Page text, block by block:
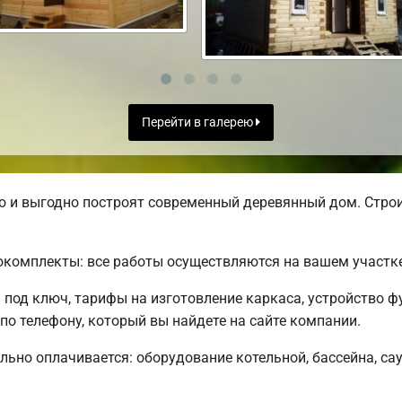
Перейти в галерею
выгодно построят современный деревянный дом.
все работы осуществляются на вашем
ключ, тарифы на изготовление каркаса, устройство
телефону, который вы найдете на сайте компании.
оплачивается: оборудование котельной, бассейна,